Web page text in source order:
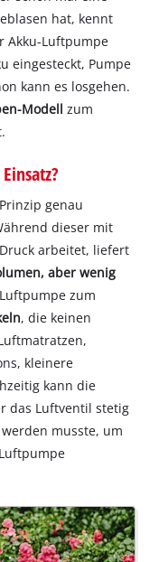
hat, kennt
Akku-Luftpumpe
eingesteckt, Pumpe
kann es losgehen.
Modell zum
genau
dieser mit
arbeitet, liefert
aber wenig
zum
, die keinen
kleinere
kann die
das Luftventil stetig
musste, um